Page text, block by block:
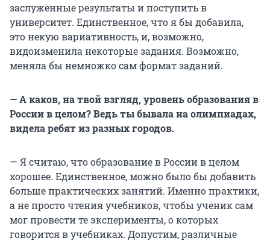
заслуженные результаты и поступить в
университет. Единственное, что я бы добавила,
это некую вариативность, и, возможно,
видоизменила некоторые задания. Возможно,
меняла бы немножко сам формат заданий.
— А каков, на твой взгляд, уровень образования в
России в целом? Ведь ты бывала на олимпиадах,
видела ребят из разных городов.
— Я считаю, что образование в России в целом
хорошее. Единственное, можно было бы добавить
больше практических занятий. Именно практики,
а не просто чтения учебников, чтобы ученик сам
мог провести те эксперименты, о которых
говорится в учебниках. Допустим, различные